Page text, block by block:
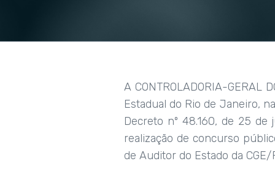
A CONTROLADORIA-GERAL
Estadual do Rio de Janeiro,
Decreto nº 48.160, de 25
realização de concurso
de Auditor do Estado da